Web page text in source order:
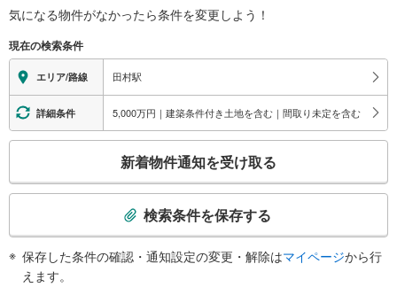
気になる物件がなかったら条件を変更しよう！
現在の検索条件
エリア/路線 田村駅
詳細条件 5,000万円｜建築条件付き土地を含む｜間取り未定を含む
検
新着物件通知を受け取る
検索条件を保存する
保存した条件の確認・通知設定の変更・解除はマイページから行
えます。